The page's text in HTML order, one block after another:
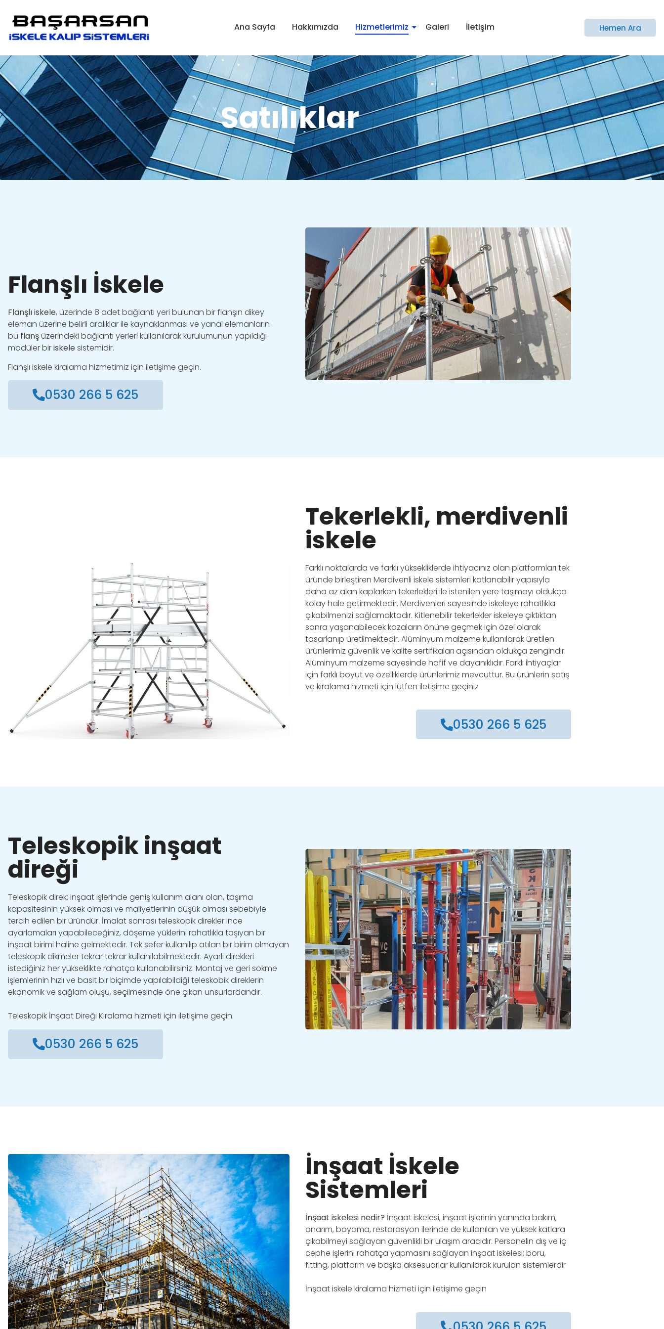
Ana Sayfa Hakkımızda Hizmetlerimiz Galeri İletişim Hemen Ara
Satılıklar
Flanşlı İskele
Flanşlı iskele, üzerinde 8 adet bağlantı yeri bulunan bir flanşın dikey
eleman üzerine belirli aralıklar ile kaynaklanması ve yanal elemanların
bu flanşüzerindeki bağlantı yerleri kullanılarak kurulumunun yapıldığı
modüler biriskelesistemidir.
Flanşlı iskele kiralama hizmetimiz için iletişime geçin.
0530 266 5 625
Tekerlekli, merdivenli
iskele
Farklı noktalarda ve farklı yüksekliklerde ihtiyacınız olan platformları tek
üründe birleştiren Merdivenli iskele sistemleri katlanabilir yapısıyla
daha az alan kaplarken tekerlekleri ile istenilen yere taşımayı oldukça
kolay hale getirmektedir. Merdivenleri sayesinde iskeleye rahatlıkla
çıkabilmenizi sağlamaktadır. Kitlenebilir tekerlekler iskeleye çıktıktan
sonra yaşanabilecek kazaların önüne geçmek için özel olarak
tasarlanıp üretilmektedir. Alüminyum malzeme kullanılarak üretilen
ürünlerimiz güvenlik ve kalite sertifikaları açısından oldukça zengindir.
Alüminyum malzeme sayesinde hafif ve dayanıklıdır. Farklı ihtiyaçlar
için farklı boyut ve özelliklerde ürünlerimiz mevcuttur. Bu ürünlerin satış
ve kiralama hizmeti için lütfen iletişime geçiniz
0530 266 5 625
Teleskopik inşaat
direği
Teleskopik direk; inşaat işlerinde geniş kullanım alanı olan, taşıma
kapasitesinin yüksek olması ve maliyetlerinin düşük olması sebebiyle
tercih edilen bir üründür. İmalat sonrası teleskopik direkler ince
ayarlamaları yapabileceğiniz, döşeme yüklerini rahatlıkla taşıyan bir
inşaat birimi haline gelmektedir. Tek sefer kullanılıp atılan bir birim olmayan
teleskopik dikmeler tekrar tekrar kullanılabilmektedir. Ayarlı direkleri
istediğiniz her yükseklikte rahatça kullanabilirsiniz. Montaj ve geri sökme
işlemlerinin hızlı ve basit bir biçimde yapılabildiği teleskobik direklerin
ekonomik ve sağlam oluşu, seçilmesinde öne çıkan unsurlardandır.
Teleskopik İnşaat Direği Kiralama hizmeti için iletişime geçin.
0530 266 5 625
İnşaat İskele
Sistemleri
İnşaat iskelesi nedir? İnşaat iskelesi, inşaat işlerinin yanında bakım,
onarım, boyama, restorasyon ilerinde de kullanılan ve yüksek katlara
çıkabilmeyi sağlayan güvenlikli bir ulaşım aracıdır. Personelin dış ve iç
cephe işlerini rahatça yapmasını sağlayan inşaat iskelesi; boru,
fitting, platform ve başka aksesuarlar kullanılarak kurulan sistemlerdir
İnşaat iskele kiralama hizmeti için iletişime geçin